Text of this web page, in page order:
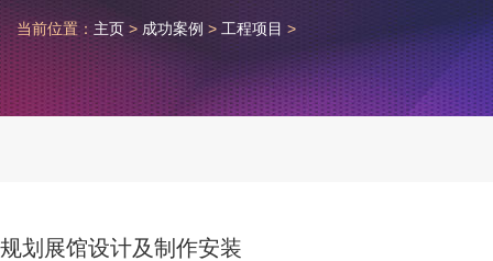
当前位置： 主页 > 成功案例 > 工程项目 >
规划展馆设计及制作安装